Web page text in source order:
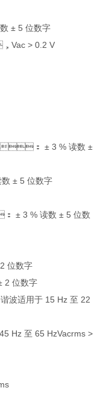
± 5 位数字
Vac > 0.2 V
： ± 3 % 读数 ±
± 5 位数字
± 3 % 读数 ± 5 位数
位数字
2 位数字
波适用于 15 Hz 至 22
45 Hz 至 65 HzVacrms >